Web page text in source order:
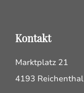
Kontakt
Marktplatz 21
4193 Reichenthal